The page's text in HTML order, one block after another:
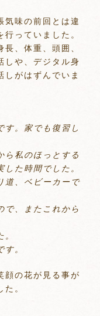
気味の前回とは違
っていました。
、体重、頭囲、
しや、デジタル身
しがはずんでいま
す。家でも復習し
ら私のほっとする
た時間でした。
道、ベビーカーで
で、またこれから
。
顔の花が見る事が
。